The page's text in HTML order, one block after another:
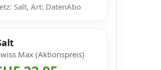
Salt, Art: DatenAbo
Max (Aktionspreis)